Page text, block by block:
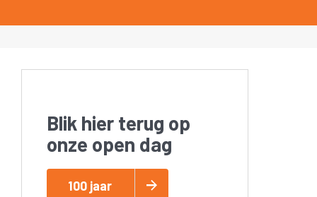
Blik hier terug op
onze open dag
100 jaar